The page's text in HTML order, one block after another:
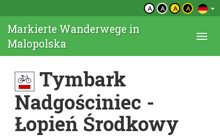
A A A A
Markierte Wanderwege in
Malopolska
Tymbark
Nadgościniec -
Łopień Środkowy